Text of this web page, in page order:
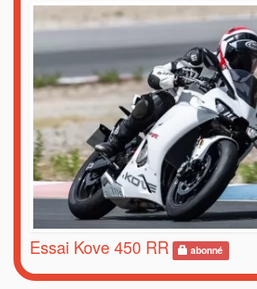
Essai Kove 450 RR abonné